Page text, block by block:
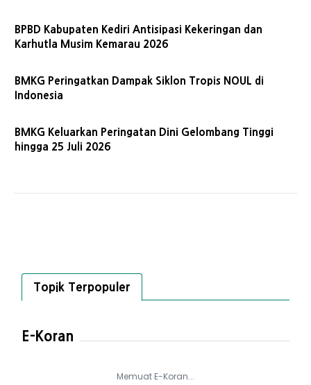
BPBD Kabupaten Kediri Antisipasi Kekeringan dan
Karhutla Musim Kemarau 2026
BMKG Peringatkan Dampak Siklon Tropis NOUL di
Indonesia
BMKG Keluarkan Peringatan Dini Gelombang Tinggi
hingga 25 Juli 2026
Topik Terpopuler
E-Koran
Memuat E-Koran...